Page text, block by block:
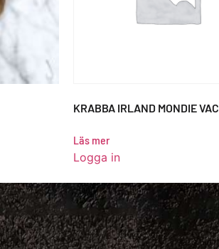
KRABBA IRLAND MONDIE VAC
Läs mer
Logga in